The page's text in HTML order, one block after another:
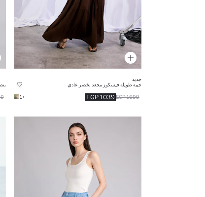
جديد
جيبة طويلة فيسكوز مجعد بخصر عادي
1039 EGP 1699 EGP
+1